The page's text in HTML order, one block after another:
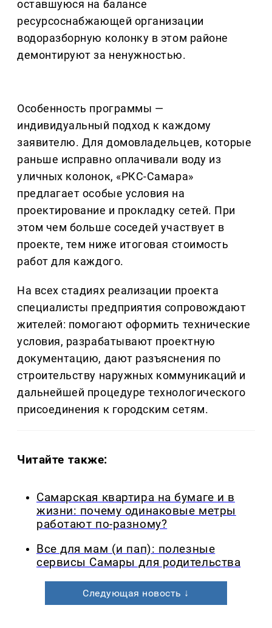
оставшуюся на балансе
ресурсоснабжающей организации
водоразборную колонку в этом районе
демонтируют за ненужностью.
Особенность программы —
индивидуальный подход к каждому
заявителю. Для домовладельцев, которые
раньше исправно оплачивали воду из
уличных колонок, «РКС-Самара»
предлагает особые условия на
проектирование и прокладку сетей. При
этом чем больше соседей участвует в
проекте, тем ниже итоговая стоимость
работ для каждого.
На всех стадиях реализации проекта
специалисты предприятия сопровождают
жителей: помогают оформить технические
условия, разрабатывают проектную
документацию, дают разъяснения по
строительству наружных коммуникаций и
дальнейшей процедуре технологического
присоединения к городским сетям.
Читайте также:
Самарская квартира на бумаге и в
жизни: почему одинаковые метры
работают по-разному?
Все для мам (и пап): полезные
сервисы Самары для родительства
Следующая новость ↓